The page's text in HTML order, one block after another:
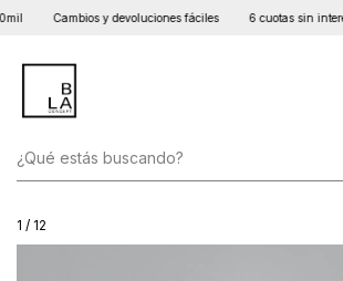
Cambios y devoluciones fáciles 6 cuotas sin interes
1 / 12